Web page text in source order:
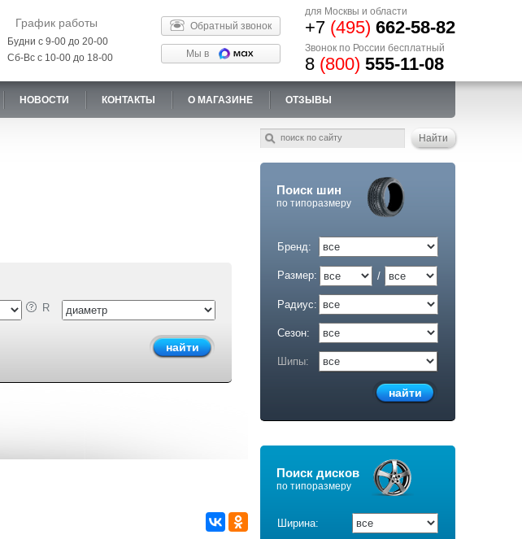
График работы
Будни с 9-00 до 20-00
Сб-Вс с 10-00 до 18-00
Обратный звонок
Мы в
для Москвы и области
+7 (495) 662-58-82
Звонок по России бесплатный
8 (800) 555-11-08
НОВОСТИ КОНТАКТЫ О МАГАЗИНЕ ОТЗЫВЫ
Поиск шин
по типоразмеру
Бренд:
Размер: /
Радиус:
Сезон:
Шипы:
Поиск дисков
по типоразмеру
Ширина:
R